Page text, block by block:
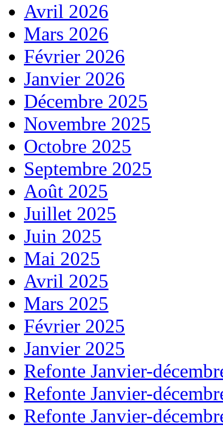
Avril 2026
Mars 2026
Février 2026
Janvier 2026
Décembre 2025
Novembre 2025
Octobre 2025
Septembre 2025
Août 2025
Juillet 2025
Juin 2025
Mai 2025
Avril 2025
Mars 2025
Février 2025
Janvier 2025
Refonte Janvier-
Refonte Janvier-
Refonte Janvier-